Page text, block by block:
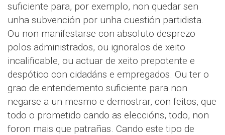
suficiente para, por exemplo, non quedar sen
unha subvención por unha cuestión partidista.
Ou non manifestarse con absoluto desprezo
polos administrados, ou ignoralos de xeito
incalificable, ou actuar de xeito prepotente e
despótico con cidadáns e empregados. Ou ter o
grao de entendemento suficiente para non
negarse a un mesmo e demostrar, con feitos, que
todo o prometido cando as eleccións, todo, non
foron mais que patrañas. Cando este tipo de